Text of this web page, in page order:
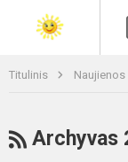
Titulinis Naujienos
RSS
Archyvas